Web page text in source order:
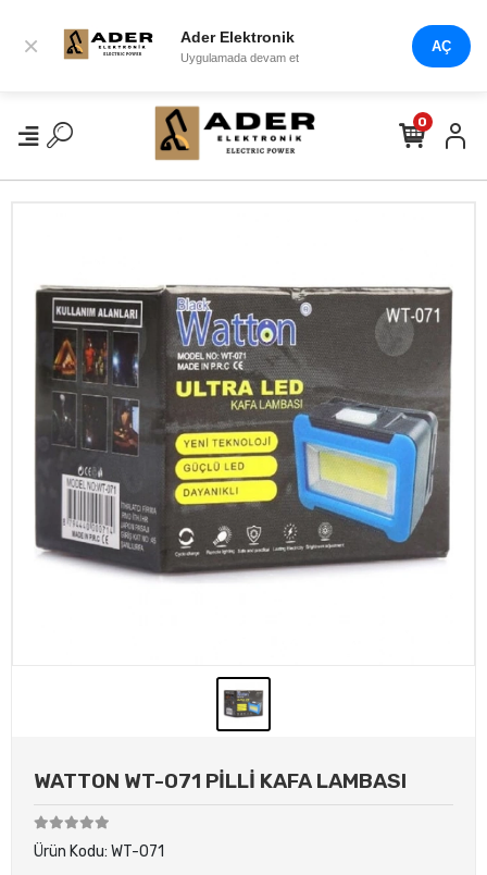
× Ader Elektronik
Uygulamada devam et
AÇ
0
WATTON WT-071 PİLLİ KAFA LAMBASI
Ürün Kodu: WT-071